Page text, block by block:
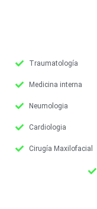
Traumatología
Medicina interna
Neumologia
Cardiologia
Cirugía Maxilofacial